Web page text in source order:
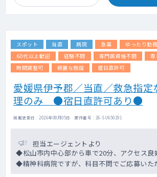
スポット 当直 病院 急募 ゆったり勤務
60代以上歓迎
経験不問 専門医資格不問
専
時間調整可
綺麗な施設 宿日直許可
愛媛県伊予郡／当直／救急指定
理のみ ●宿日直許可あり●
掲載更新日 : 2026年08月05日 案件番号 : 26-SU650291
担当エージェントより
◆松山市内中心部から車で20分、アクセス良
◆精神科病院ですが、科目不問でご応募いた